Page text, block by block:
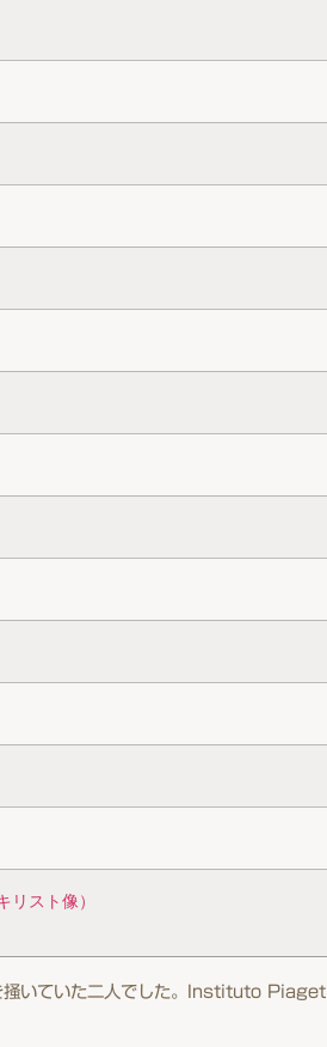
スト像）
掻いていた二人でした。Instituto Piaget